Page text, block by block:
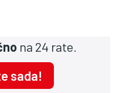
na 24 rate.
sada!